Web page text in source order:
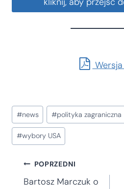
Wersja
Tagi
wpisu:
#news #polityka zagraniczna
#wybory USA
Nawigacja
POPRZEDNI
Bartosz Marczuk o